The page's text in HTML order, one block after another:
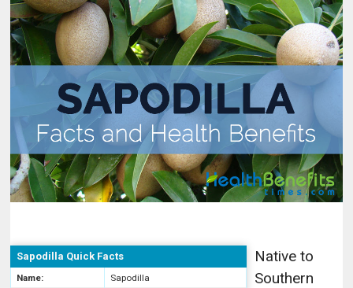
Sapodilla Quick Facts
Name:
Sapodilla
Native to
Southern